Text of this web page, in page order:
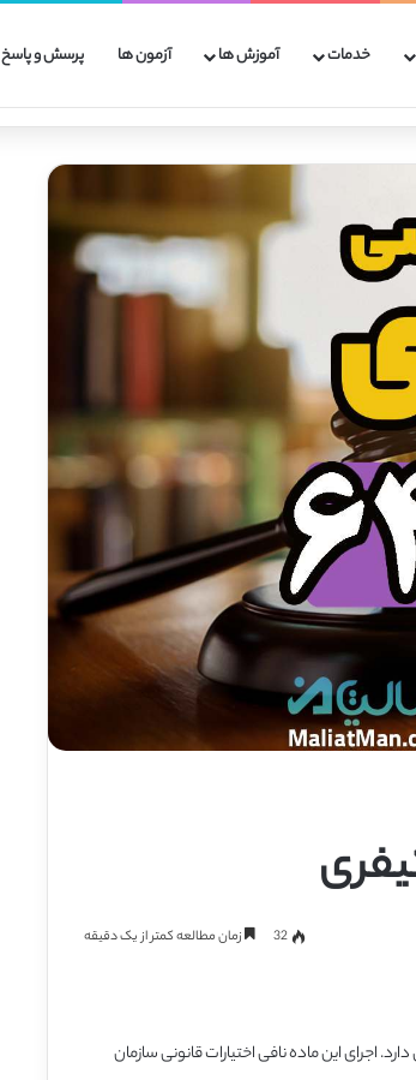
خدمات آموزش ها آزمون ها پرسش و پاسخ
32 زمان مطالعه کمتر از یک دقیقه
اجرای این ماده نافی اختیارات قانونی سازمان